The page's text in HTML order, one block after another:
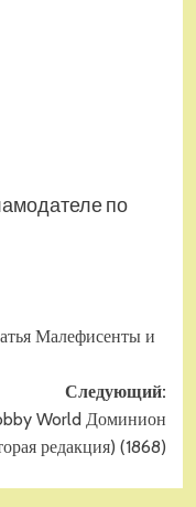
по
Малефисенты и
Следующий:
World Доминион
редакция) (1868)